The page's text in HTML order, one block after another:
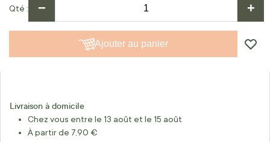
Qté − +
Ajouter au panier
Livraison à domicile
Chez vous entre le 13 août et le 15 août
À partir de 7,90 €